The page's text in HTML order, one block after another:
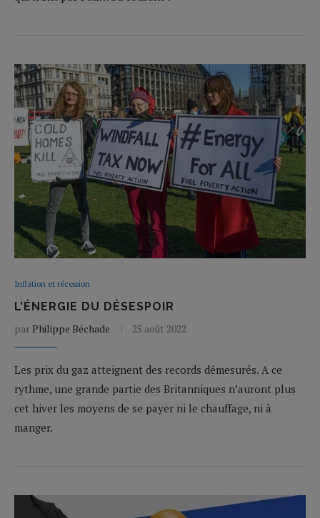
Inflation et récession
L’ÉNERGIE DU DÉSESPOIR
par Philippe Béchade 25 août 2022
Les prix du gaz atteignent des records démesurés. A ce
rythme, une grande partie des Britanniques n’auront plus
cet hiver les moyens de se payer ni le chauffage, ni à
manger.